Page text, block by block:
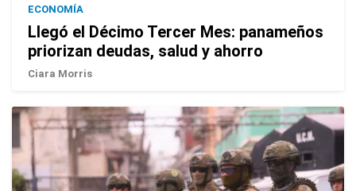
ECONOMÍA
Llegó el Décimo Tercer Mes: panameños
priorizan deudas, salud y ahorro
Ciara Morris